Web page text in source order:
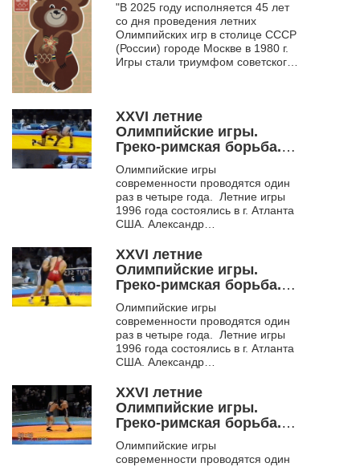
"В 2025 году исполняется 45 лет
со дня проведения летних
Олимпийских игр в столице СССР
(России) городе Москве в 1980 г.
Игры стали триумфом советского
XXVI летние
Олимпийские игры.
Греко-римская борьба.
Атланта. 1996. Ч. 1
Олимпийские игры
современности проводятся один
раз в четыре года. Летние игры
1996 года состоялись в г. Атланта
США. Александр
соревнованиях завоевал...
XXVI летние
Олимпийские игры.
Греко-римская борьба.
Атланта. 1996. Ч. 2
Олимпийские игры
современности проводятся один
раз в четыре года. Летние игры
1996 года состоялись в г. Атланта
США. Александр
соревнованиях завоевал...
XXVI летние
Олимпийские игры.
Греко-римская борьба.
Атланта. 1996. Ч. 3
Олимпийские игры
современности проводятся один